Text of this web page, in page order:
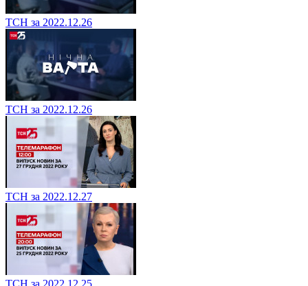
ТСН за 2022.12.26
ТСН за 2022.12.26
ТСН за 2022.12.27
ТСН за 2022.12.25